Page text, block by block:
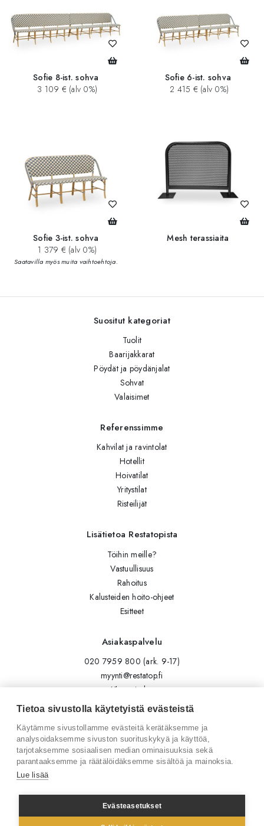
Sofie 8-ist. sohva
3 109 € (alv 0%)
Sofie 6-ist. sohva
2 415 € (alv 0%)
Sofie 3-ist. sohva
1 379 € (alv 0%)
Saatavilla myös muita vaihtoehtoja.
Mesh terassiaita
Suositut kategoriat
Tuolit
Baarijakkarat
Pöydät ja pöydänjalat
Sohvat
Valaisimet
Referenssimme
Kahvilat ja ravintolat
Hotellit
Hoivatilat
Yritystilat
Risteilijät
Lisätietoa Restatopista
Töihin meille?
Vastuullisuus
Rahoitus
Kalusteiden hoito-ohjeet
Esitteet
Asiakaspalvelu
020 7959 800 (ark. 9-17)
myynti@restatop.fi
Yhteystiedot
Lähetä viesti
Seuraa meitä
Tilaa uutiskirje
Facebook
Tietoa sivustolla käytetyistä evästeistä
Käytämme sivustollamme evästeitä kerätäksemme ja
analysoidaksemme sivuston suorituskykyä ja käyttöä,
tarjotaksemme sosiaalisen median ominaisuuksia sekä
parantaaksemme ja räätälöidäksemme sisältöä ja mainoksia.
Lue lisää
Evästeasetukset